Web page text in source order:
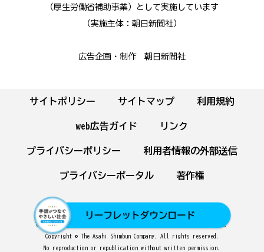
（厚生労働省補助事業）として実施しています
（実施主体：朝日新聞社）
広告企画・制作 朝日新聞社
サイトポリシー サイトマップ 利用規約
web広告ガイド リンク
プライバシーポリシー 利用者情報の外部送信
プライバシーポータル 著作権
朝日新聞のデジタル版に掲載の記事・写真の無断転載を禁じます。
すべての内容は日本の著作権法並びに国際条約により保護されています。
Copyright © The Asahi Shimbun Company. All rights reserved.
No reproduction or republication without written permission.